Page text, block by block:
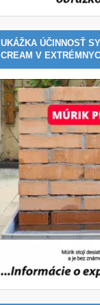
UKÁŽKA ÚČINNOSŤ
CREAM V